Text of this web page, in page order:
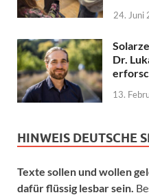
24. Juni
Dr.
13.
HINWEIS DEUTSCHE
Texte sollen und wollen
dafür flüssig lesbar sein.